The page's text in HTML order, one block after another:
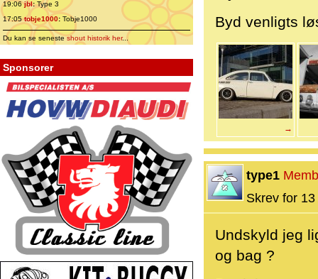
19:06jbl:Type 3
17:05tobje1000: Tobje1000
Du kan se senesteshout historik her...
Sponsorer
Byd venligts
→
type1
Skrev for
Undskyld jeg
og bag ?